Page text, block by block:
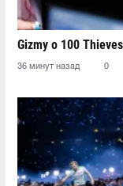
Gizmy о 100
36 минут назад 0